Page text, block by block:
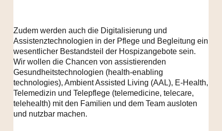
Zudem werden auch die Digitalisierung und
Assistenztechnologien in der Pflege und Begleitung ein
wesentlicher Bestandsteil der Hospizangebote sein.
Wir wollen die Chancen von assistierenden
Gesundheitstechnologien (health-enabling
technologies), Ambient Assisted Living (AAL), E-Health,
Telemedizin und Telepflege (telemedicine, telecare,
telehealth) mit den Familien und dem Team ausloten
und nutzbar machen.